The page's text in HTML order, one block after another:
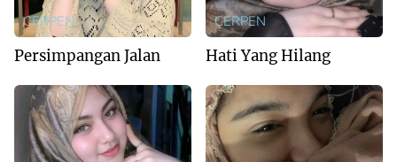
CERPEN
Persimpangan Jalan
CERPEN
Hati Yang Hilang